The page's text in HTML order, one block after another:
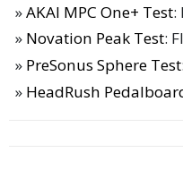
AKAI MPC One+ Test:
Novation Peak Test:
PreSonus Sphere Test
HeadRush